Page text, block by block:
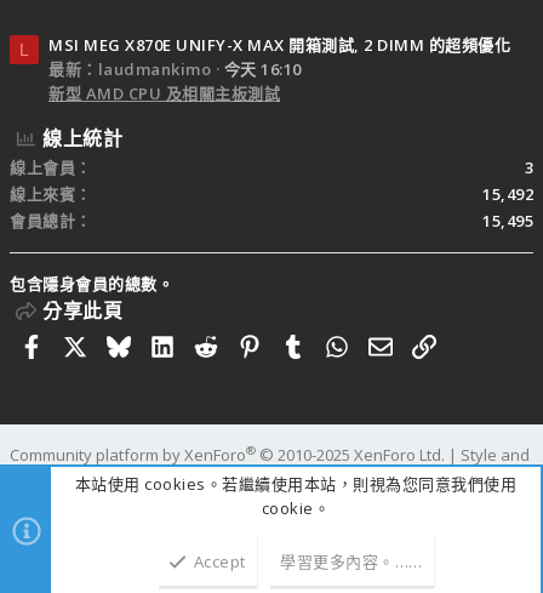
L
MSI MEG X870E UNIFY-X MAX 開箱測試, 2 DIMM 的超頻優化
最新：laudmankimo
今天 16:10
新型 AMD CPU 及相關主板測試
線上統計
線上會員
3
線上來賓
15,492
會員總計
15,495
包含隱身會員的總數。
分享此頁
FacebookBlueskyLinkedIn
RedditPinterestTumblrWhatsApp
電子郵件
連結
Community platform by XenForo® © 2010-2025 XenForo Ltd. | Style and
add-ons by ThemeHouse
時間 0.3230s
本站使用 cookies。若繼續使用本站，則視為您同意我們使用
cookie。
Accept 學習更多內容。……